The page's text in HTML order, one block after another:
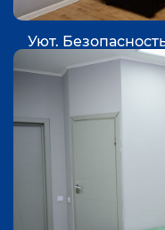
Уют.